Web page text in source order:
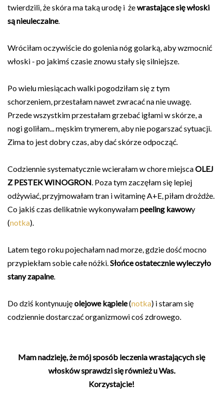
twierdzili, że skóra ma taką urodę i żewrastające się włoski
są nieuleczalne.
Wróciłam oczywiście do golenia nóg golarką, aby wzmocnić
włoski - po jakimś czasie znowu stały się silniejsze.
Po wielu miesiącach walki pogodziłam się z tym
schorzeniem, przestałam nawet zwracać na nie uwagę.
Przede wszystkim przestałam grzebać igłami w skórze, a
nogi goliłam... męskim trymerem, aby nie pogarszać sytuacji.
Zima to jest dobry czas, aby dać skórze odpocząć.
Codziennie systematycznie wcierałam w chore miejscaOLEJ
Z PESTEK WINOGRON. Poza tym zaczęłam się lepiej
odżywiać, przyjmowałam tran i witaminę A+E, piłam drożdże.
Co jakiś czas delikatnie wykonywałampeeling kawowy
(notka).
Latem tego roku pojechałam nad morze, gdzie dość mocno
przypiekłam sobie całe nóżki.Słońce ostatecznie wyleczyło
stany zapalne.
Do dziś kontynuujęolejowe kąpiele(notka) i staram się
codziennie dostarczać organizmowi coś zdrowego.
Mam nadzieję, że mój sposób leczenia wrastających się
włosków sprawdzi się również u Was.
Korzystajcie!